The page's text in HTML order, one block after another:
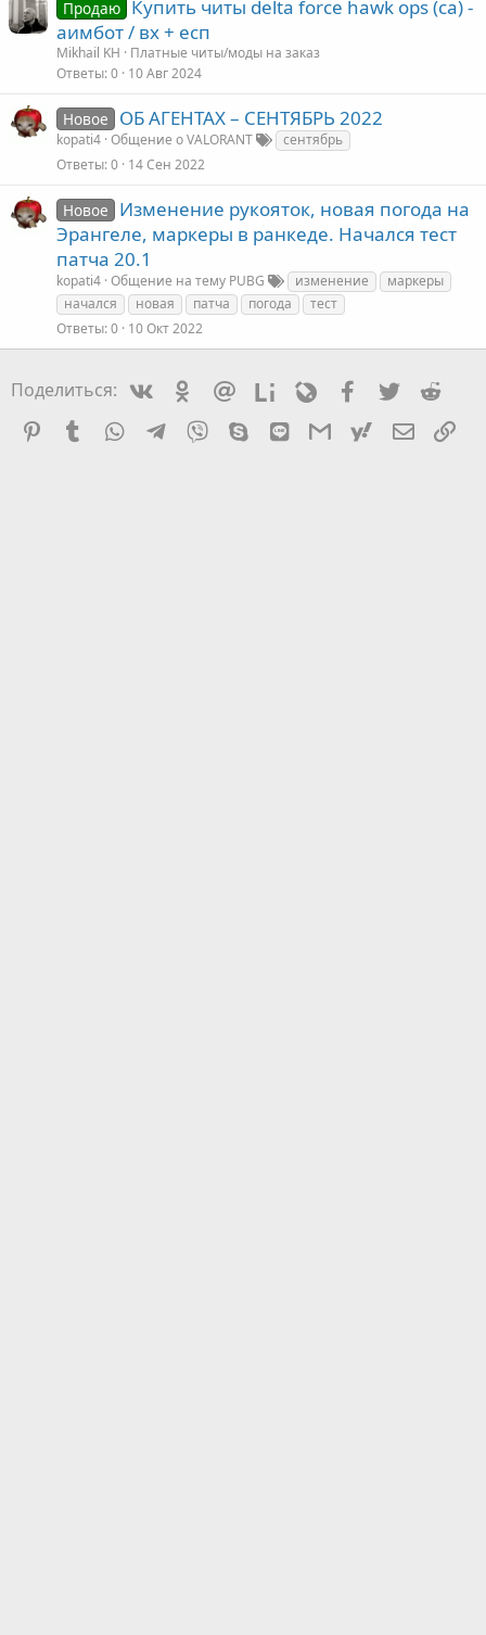
Продаю Купить читы delta force hawk ops (ca) -
аимбот / вх + есп
Mikhail KH
Платные читы/моды на заказ
Ответы 0 10 Авг 2024
Новое ОБ АГЕНТАХ – СЕНТЯБРЬ 2022
kopati4 Общение о VALORANT
сентябрь
Ответы 0 14 Сен 2022
Новое
Изменение рукояток, новая погода на
Эрангеле, маркеры в ранкеде. Начался тест
патча 20.1
kopati4 Общение на тему PUBG изменение
маркеры
начался
новая патча погода
тест
Ответы 0 10 Окт 2022
Поделиться: VkontakteOdnoklassniki
Mail.ruLiveinternetLivejournalFacebook
Twitter
Pinterest
Tumblr WhatsAppTelegram
Viber Skype LineGmailyahoomail